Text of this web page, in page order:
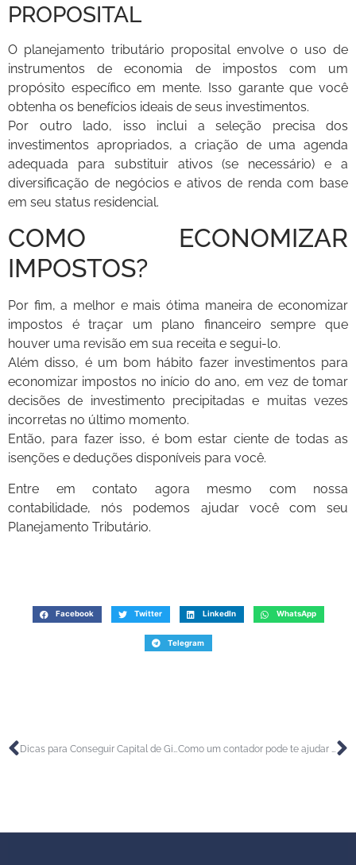
PROPOSITAL
O planejamento tributário proposital envolve o uso de
instrumentos de economia de impostos com um
propósito específico em mente. Isso garante que você
obtenha os benefícios ideais de seus investimentos.
Por outro lado, isso inclui a seleção precisa dos
investimentos apropriados, a criação de uma agenda
adequada para substituir ativos (se necessário) e a
diversificação de negócios e ativos de renda com base
em seu status residencial.
COMO ECONOMIZAR
IMPOSTOS?
Por fim, a melhor e mais ótima maneira de economizar
impostos é traçar um plano financeiro sempre que
houver uma revisão em sua receita e segui-lo.
Além disso, é um bom hábito fazer investimentos para
economizar impostos no início do ano, em vez de tomar
decisões de investimento precipitadas e muitas vezes
incorretas no último momento.
Então, para fazer isso, é bom estar ciente de todas as
isenções e deduções disponíveis para você.
Entre em contato agora mesmo com nossa
contabilidade, nós podemos ajudar você com seu
Planejamento Tributário.
Facebook Twitter LinkedIn WhatsApp
Telegram
Dicas para Conseguir Capital de Giro para Sua Empresa Como um contador pode te ajudar na Abertura da sua Empresa